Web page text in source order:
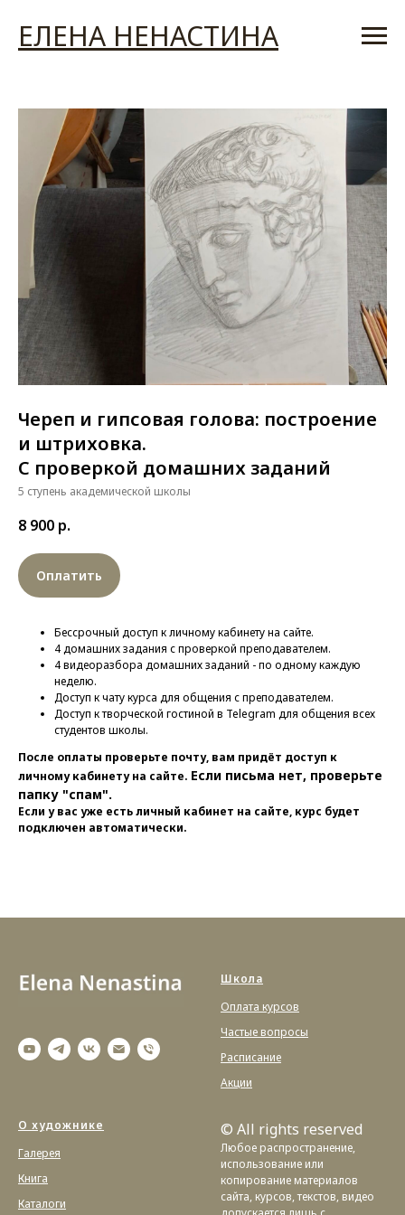
ЕЛЕНА НЕНАСТИНА
Череп и гипсовая голова: построение
и штриховка.
С проверкой домашних заданий
5 ступень академической школы
8 900 р.
Оплатить
Бессрочный доступ к личному кабинету на сайте.
4 домашних задания с проверкой преподавателем.
4 видеоразбора домашних заданий - по одному каждую
неделю.
Доступ к чату курса для общения с преподавателем.
Доступ к творческой гостиной в Telegram для общения всех
студентов школы.
После оплаты проверьте почту, вам придёт доступ к
личному кабинету на сайте. Если письма нет, проверьте
папку "спам".
Если у вас уже есть личный кабинет на сайте, курс будет
подключен автоматически.
Школа
Оплата курсов
Частые вопросы
Расписание
Акции
О художнике
Галерея
Книга
Каталоги
© All rights reserved
Любое распространение,
использование или
копирование материалов
сайта, курсов, текстов, видео